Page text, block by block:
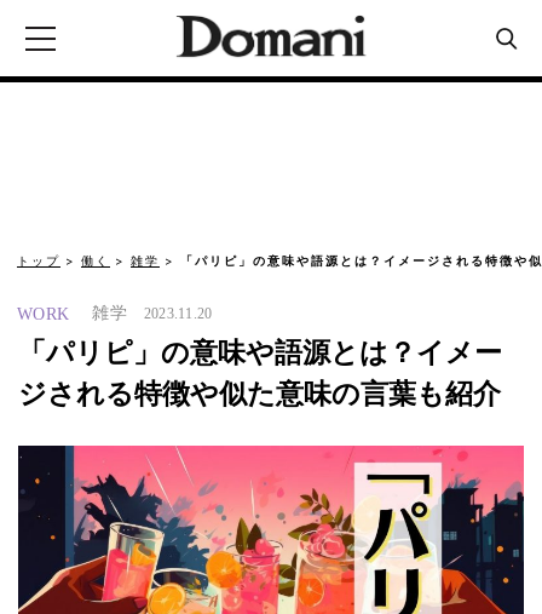
トップ 働く 雑学 「パリピ」の意味や語源とは？イメージされる特徴や
WORK 雑学 2023.11.20
「パリピ」の意味や語源とは？イメー
ジされる特徴や似た意味の言葉も紹介